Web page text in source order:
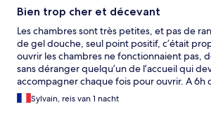
Bien trop cher et décevant
Les chambres sont très petites, et pas de
de gel douche, seul point positif, c’était
ouvrir les chambres ne fonctionnaient pas,
sans déranger quelqu’un de l’accueil qui
accompagner chaque fois pour ouvrir. A 6h
alarme incendie parce que quelqu’un fumait
encore un problème technique. Au petit
Sylvain, reis van 1 nacht